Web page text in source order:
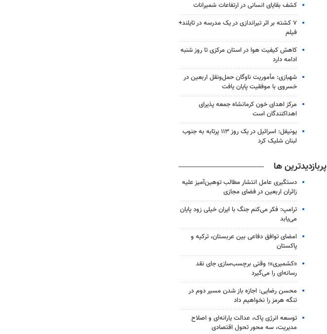
کشف بقایای انسانی در ارتفاعات شمیرانات
۷ کشته بر اثر تیراندازی در یک مدرسه در تایلند+
فیلم
کاهش کیفیت هوا در استان مرکزی تا روز شنبه
ادامه دارد
شهبازی: مأموریت ناوگان حمل‌ونقل اربعین در
خسروی با موفقیت پایان یافت
مرکز اهدای خون کرمانشاه جمعه پذیرای
اهداکنندگان است
یونیفل: اسرائیل در یک روز ۱۱۳ پرتابه به جنوب
لبنان شلیک کرد
پربازدیدترین ها
دستگیری عامل انتشار مطالب توهین‌آمیز علیه
زائران اربعین در فضای مجازی
ترامپ: فکر می‌کنم جنگ با ایران خیلی زود پایان
می‌یابد
امضای توافق دفاعی بین عربستان، ترکیه و
پاکستان
«کشمیری»؛ وقتی برچسب‌سازی جای نقد
رسانه‌ای را می‌گیرد
محسن رضایی: اجازه باز شدن مسیر دوم در
تنگه هرمز را نخواهیم داد
توسعه انرژی پاک، عدالت یارانه‌ای و اصلاح
مدیریت، سه محور تحول اقتصادی